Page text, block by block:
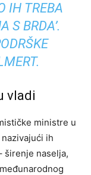
IH TREBA
S BRDA’.
vladi
ministre u
ih
širenje naselja,